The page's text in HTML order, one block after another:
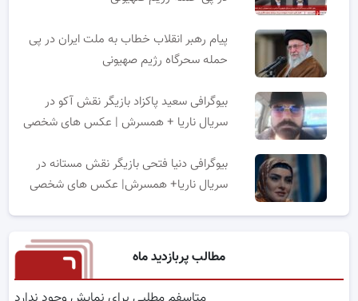
پیام رهبر انقلاب خطاب به ملت ایران در پی
حمله سحرگاه رژیم صهیونی
بیوگرافی سعید پاکزاد بازیگر نقش آکو در
سریال ناریا + همسرش | عکس های شخصی
بیوگرافی دنیا فتحی بازیگر نقش مستانه در
سریال ناریا+ همسرش| عکس های شخصی
مطالب پربازدید ماه